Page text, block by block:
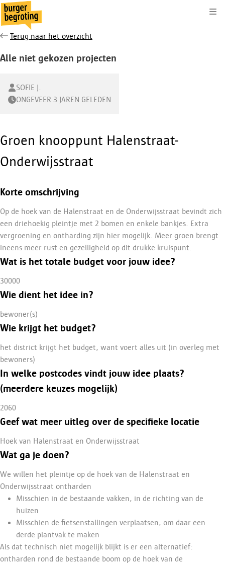
Terug naar het overzicht
Alle niet gekozen projecten
SOFIE J.
ONGEVEER 3 JAREN GELEDEN
Groen knooppunt Halenstraat-
Onderwijsstraat
Korte omschrijving
Op de hoek van de Halenstraat en de Onderwijsstraat bevindt zich
een driehoekig pleintje met 2 bomen en enkele bankjes. Extra
vergroening en ontharding zijn hier mogelijk. Meer groen brengt
ineens meer rust en gezelligheid op dit drukke kruispunt.
Wat is het totale budget voor jouw idee?
30000
Wie dient het idee in?
bewoner(s)
Wie krijgt het budget?
het district krijgt het budget, want voert alles uit (in overleg met
bewoners)
In welke postcodes vindt jouw idee plaats?
(meerdere keuzes mogelijk)
2060
Geef wat meer uitleg over de specifieke locatie
Hoek van Halenstraat en Onderwijsstraat
Wat ga je doen?
We willen het pleintje op de hoek van de Halenstraat en
Onderwijsstraat ontharden
Misschien in de bestaande vakken, in de richting van de
huizen
Misschien de fietsenstallingen verplaatsen, om daar een
derde plantvak te maken
Als dat technisch niet mogelijk blijkt is er een alternatief:
ontharden rond de bestaande boom op de hoek van de